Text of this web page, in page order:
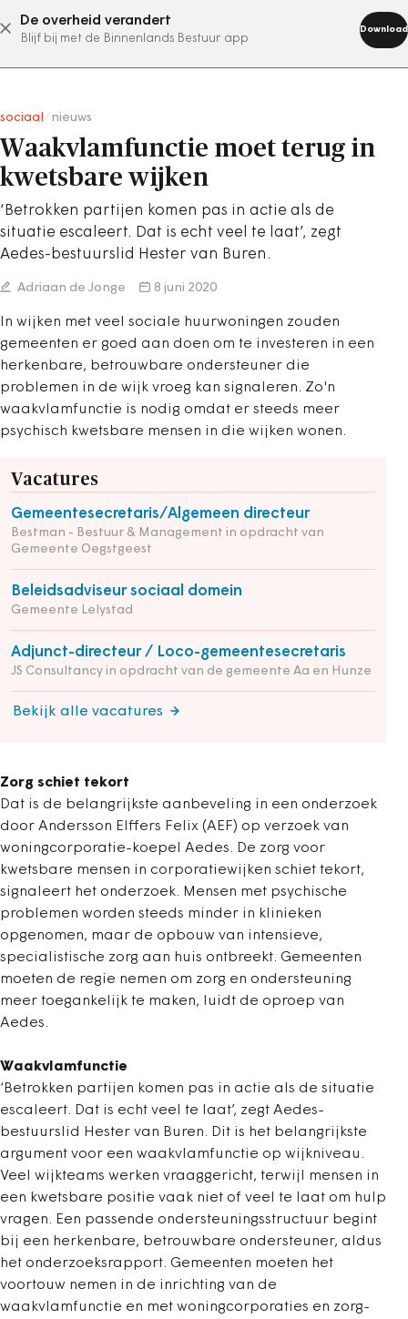
De overheid verandert
Blijf bij met de Binnenlands Bestuur app
Download
abonneer nu
sociaal nieuws
Waakvlamfunctie moet terug in
kwetsbare wijken
‘Betrokken partijen komen pas in actie als de
situatie escaleert. Dat is echt veel te laat’, zegt
Aedes-bestuurslid Hester van Buren.
Adriaan de Jonge 8 juni 2020
In wijken met veel sociale huurwoningen zouden
gemeenten er goed aan doen om te investeren in een
herkenbare, betrouwbare ondersteuner die
problemen in de wijk vroeg kan signaleren. Zo'n
waakvlamfunctie is nodig omdat er steeds meer
psychisch kwetsbare mensen in die wijken wonen.
Vacatures
Gemeentesecretaris/Algemeen directeur
Bestman - Bestuur & Management in opdracht van
Gemeente Oegstgeest
Beleidsadviseur sociaal domein
Gemeente Lelystad
Adjunct-directeur / Loco-gemeentesecretaris
JS Consultancy in opdracht van de gemeente Aa en Hunze
Bekijk alle vacatures
Zorg schiet tekort
Dat is de belangrijkste aanbeveling in een onderzoek
door Andersson Elffers Felix (AEF) op verzoek van
woningcorporatie-koepel Aedes. De zorg voor
kwetsbare mensen in corporatiewijken schiet tekort,
signaleert het onderzoek. Mensen met psychische
problemen worden steeds minder in klinieken
opgenomen, maar de opbouw van intensieve,
specialistische zorg aan huis ontbreekt. Gemeenten
moeten de regie nemen om zorg en ondersteuning
meer toegankelijk te maken, luidt de oproep van
Aedes.
Waakvlamfunctie
‘Betrokken partijen komen pas in actie als de situatie
escaleert. Dat is echt veel te laat’, zegt Aedes-
bestuurslid Hester van Buren. Dit is het belangrijkste
argument voor een waakvlamfunctie op wijkniveau.
Veel wijkteams werken vraaggericht, terwijl mensen in
een kwetsbare positie vaak niet of veel te laat om hulp
vragen. Een passende ondersteuningsstructuur begint
bij een herkenbare, betrouwbare ondersteuner, aldus
het onderzoeksrapport. Gemeenten moeten het
voortouw nemen in de inrichting van de
waakvlamfunctie en met woningcorporaties en zorg-